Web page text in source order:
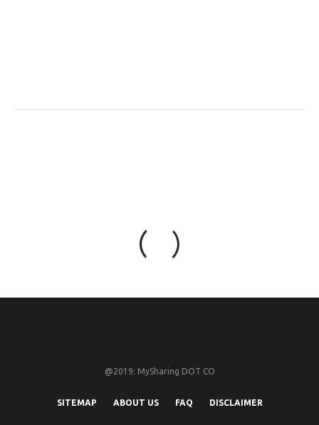
@2019: MySharing DOT CO
SITEMAP ABOUT US FAQ DISCLAIMER